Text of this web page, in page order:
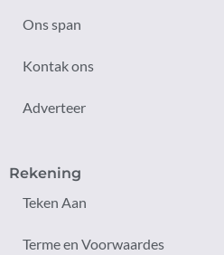
Ons span
Kontak ons
Adverteer
Rekening
Teken Aan
Terme en Voorwaardes